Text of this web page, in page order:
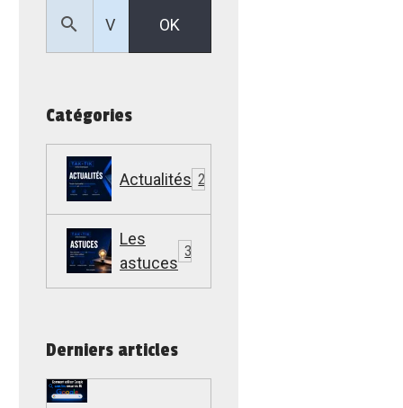
OK
Catégories
Actualités 22
Les
astuces
307
Derniers articles